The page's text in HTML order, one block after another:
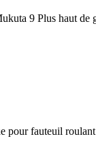
pour fauteuil roulant